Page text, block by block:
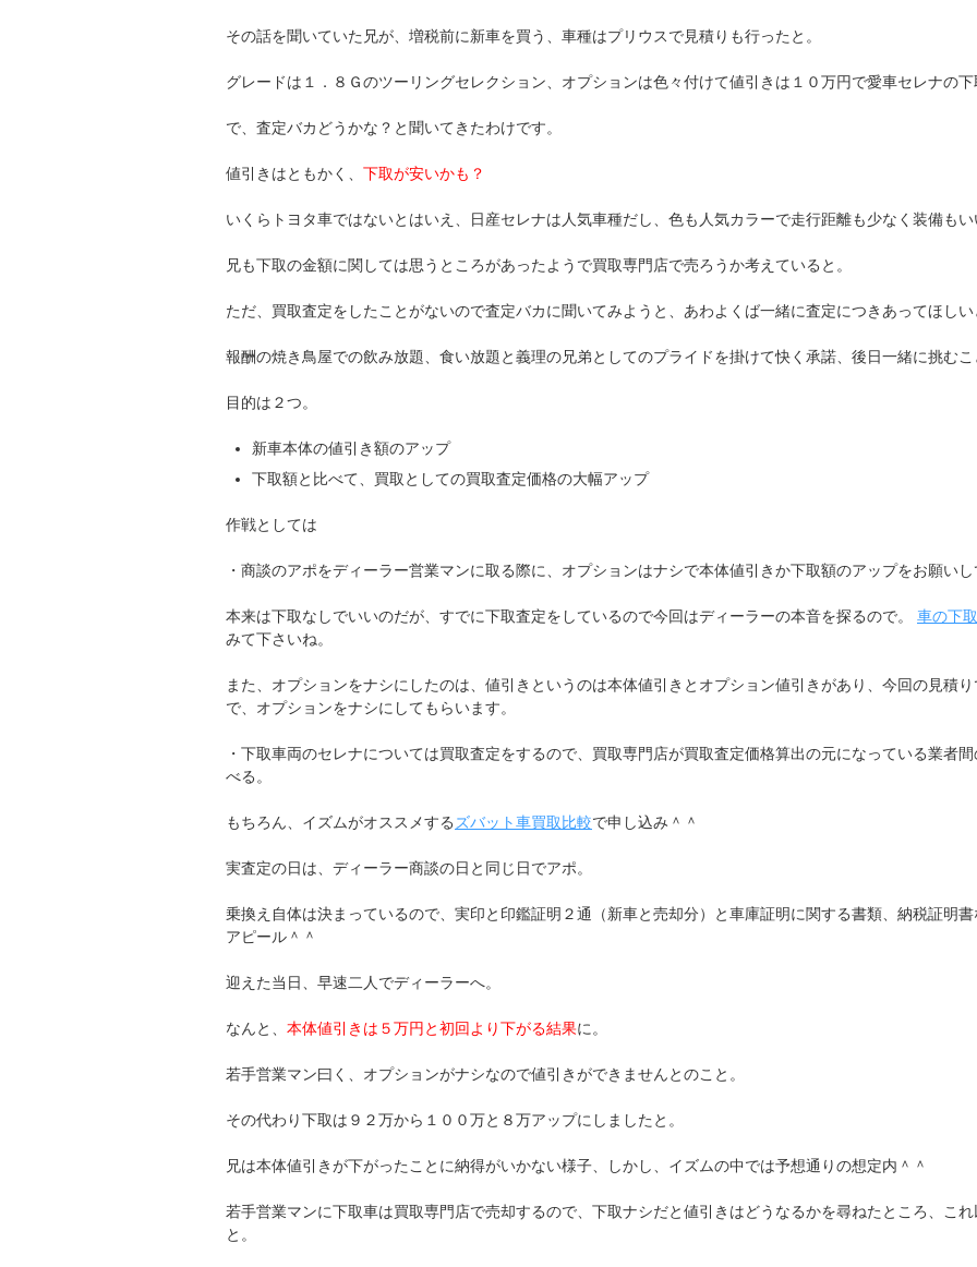
その話を聞いていた兄が、増税前に新車を買う、車種はプリウスで見積りも行ったと。
グレードは１．８Ｇのツーリングセレクション、オプションは色々付けて値引きは１０万円で愛車セレナの下
で、査定バカどうかな？と聞いてきたわけです。
値引きはともかく、 下取が安いかも？
いくらトヨタ車ではないとはいえ、日産セレナは人気車種だし、色も人気カラーで走行距離も少なく装備もい
兄も下取の金額に関しては思うところがあったようで買取専門店で売ろうか考えていると。
ただ、買取査定をしたことがないので査定バカに聞いてみようと、あわよくば一緒に査定につきあってほしい
報酬の焼き鳥屋での飲み放題、食い放題と義理の兄弟としてのプライドを掛けて快く承諾、後日一緒に挑むこ
目的は２つ。
新車本体の値引き額のアップ
下取額と比べて、買取としての買取査定価格の大幅アップ
作戦としては
・商談のアポをディーラー営業マンに取る際に、オプションはナシで本体値引きか下取額のアップをお願いし
本来は下取なしでいいのだが、すでに下取査定をしているので今回はディーラーの本音を探るので。 車の下
みて下さいね。
また、オプションをナシにしたのは、値引きというのは本体値引きとオプション値引きがあり、今回の見積
で、オプションをナシにしてもらいます。
・下取車両のセレナについては買取査定をするので、買取専門店が買取査定価格算出の元になっている業者
べる。
もちろん、イズムがオススメする ズバット車買取比較で申し込み＾＾
実査定の日は、ディーラー商談の日と同じ日でアポ。
乗換え自体は決まっているので、実印と印鑑証明２通（新車と売却分）と車庫証明に関する書類、納税証明
アピール＾＾
迎えた当日、早速二人でディーラーへ。
なんと、 本体値引きは５万円と初回より下がる結果に。
若手営業マン曰く、オプションがナシなので値引きができませんとのこと。
その代わり下取は９２万から１００万と８万アップにしましたと。
兄は本体値引きが下がったことに納得がいかない様子、しかし、イズムの中では予想通りの想定内＾＾
若手営業マンに下取車は買取専門店で売却するので、下取ナシだと値引きはどうなるかを尋ねたところ、こ
と。